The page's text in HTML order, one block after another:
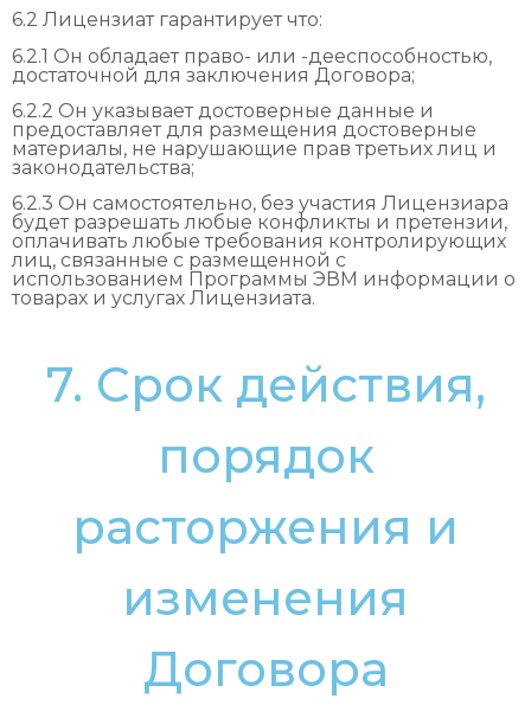
6.2 Лицензиат гарантирует что:
6.2.1 Он обладает право- или -дееспособностью,
достаточной для заключения Договора;
6.2.2 Он указывает достоверные данные и
предоставляет для размещения достоверные
материалы, не нарушающие прав третьих лиц и
законодательства;
6.2.3 Он самостоятельно, без участия Лицензиара
будет разрешать любые конфликты и претензии,
оплачивать любые требования контролирующих
лиц, связанные с размещенной с
использованием Программы ЭВМ информации о
товарах и услугах Лицензиата.
7. Срок действия,
порядок
расторжения и
изменения
Договора